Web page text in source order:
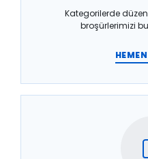
Kategorilerde
broşürlerimizi